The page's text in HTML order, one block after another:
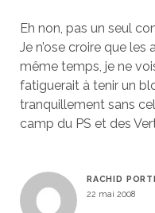
Eh non, pas un seul
Je n’ose croire que les
même temps, je ne
fatiguerait à tenir un
tranquillement sans
camp du PS et des
RACHID
22 mai 2008